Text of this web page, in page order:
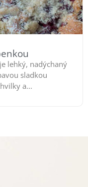
lehký, nadýchaný
sladkou
a...